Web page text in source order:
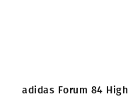
ᲤᲐᲡᲓᲐᲙᲚᲔᲑᲐ
adidas Forum 84 High